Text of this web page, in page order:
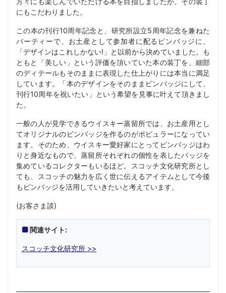
にもこだわりました。
この本の刊行10周年記念と、研究所設立5周年記念を兼ねた
パーティーで、お土産として参加者に配るピンバッジに、
「デザインはこれしかない!」と以前から決めていました。も
ともと「美しい」という評価を頂いていた本の装丁を、細部
のディテールもそのままに表現した仕上がりには本当に満足
しています。「本のデザインをそのままピンバッジにして、
刊行10周年を祝いたい」という希望を見事に叶えて頂きまし
た。
一般の人が見学できるウイスキー蒸留所では、お土産用とし
てオリジナルのピンバッジを作るのがポピュラーになってい
ます。そのため、ウイスキー愛好家にとってピンバッジはわ
りと身近なもので、蒸留所それぞれの個性を表したバッジを
集めているコレクターもいるほど。スコッチ文化研究所とし
ても、スコッチの魅力を広く世に伝えるアイテムとして今後
もピンバッジを活用していきたいと考えています。
(お客さま談)
関連サイト:
スコッチ文化研究所 >>